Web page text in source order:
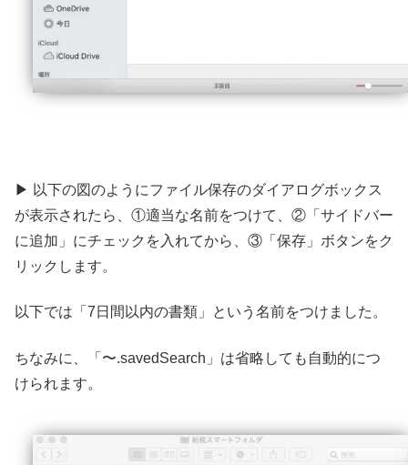
▶ 以下の図のようにファイル保存のダイアログボックス
が表示されたら、①適当な名前をつけて、②「サイドバー
に追加」にチェックを入れてから、③「保存」ボタンをク
リックします。
以下では「7日間以内の書類」という名前をつけました。
ちなみに、「〜.savedSearch」は省略しても自動的につ
けられます。